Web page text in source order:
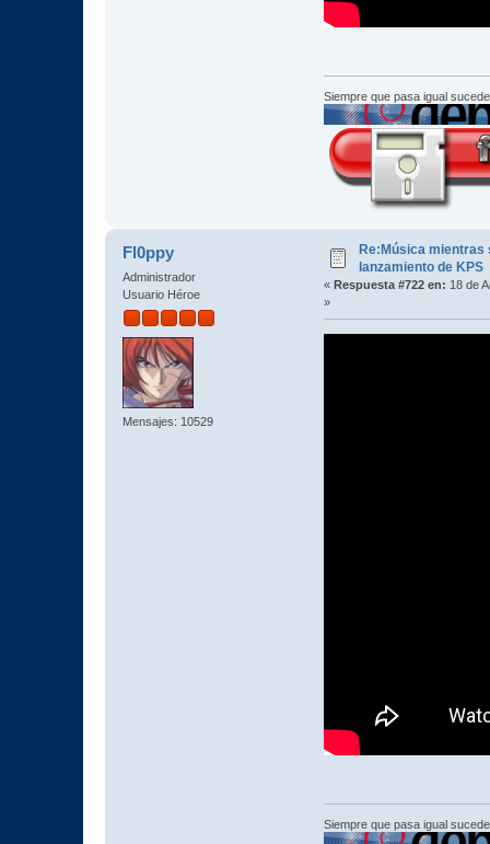
Siempre que pasa igual
Fl0ppy
Administrador
Usuario Héroe
Mensajes: 10529
Re:Música mientras
lanzamiento de KPS
« Respuesta #722 en: 18 de
»
Siempre que pasa igual